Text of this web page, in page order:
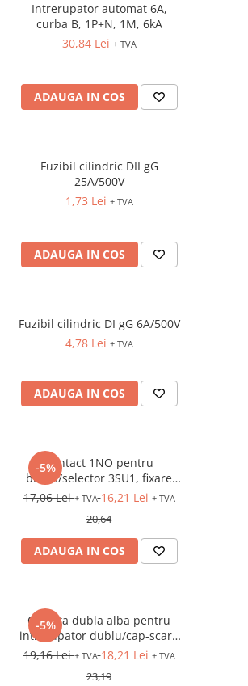
Intrerupator automat 6A,
curba B, 1P+N, 1M, 6kA
30,84 Lei + TVA
ADAUGA IN COS
Fuzibil cilindric DII gG
25A/500V
1,73 Lei + TVA
ADAUGA IN COS
Fuzibil cilindric DI gG 6A/500V
4,78 Lei + TVA
ADAUGA IN COS
-5%Contact 1NO pentru
buton/selector 3SU1, fixare
frontala
17,06 Lei+ TVA 16,21 Lei + TVA
20,64
ADAUGA IN COS
-5%
Clapeta dubla alba pentru
intrerupator dublu/cap-scara
dublu
19,16 Lei+ TVA 18,21 Lei + TVA
23,19